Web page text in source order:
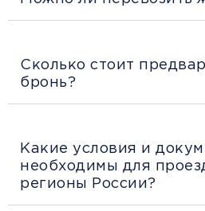
Сколько стоит
бронь?
Какие условия и
необходимы для
регионы России?